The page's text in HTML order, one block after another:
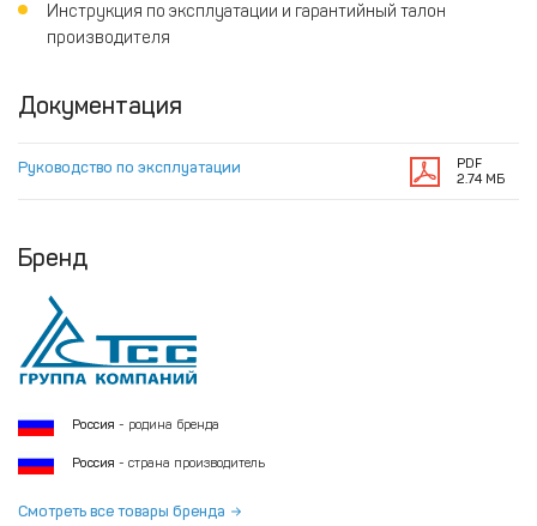
Инструкция по эксплуатации и гарантийный талон
производителя
Документация
Руководство по эксплуатации
PDF
2.74 МБ
Бренд
Россия - родина бренда
Россия - страна производитель
Смотреть все товары бренда